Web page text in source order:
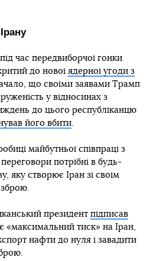
час передвиборчої гонки
до нової ядерної угоди з
що своїми заявами Трамп
у відносинах з
до цього республіканцю
його вбити.
майбутньої співпраці з
потрібні в будь-
яку створює Іран зі своїм
президент підписав
«максимальний тиск» на Іран,
нафти до нуля і завадити